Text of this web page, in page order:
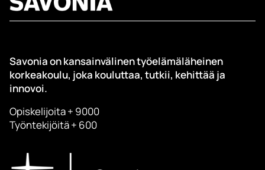
Savonia on kansainvälinen työelämäläheinen
korkeakoulu, joka kouluttaa, tutkii, kehittää ja
innovoi.
Opiskelijoita + 9000
Työntekijöitä + 600